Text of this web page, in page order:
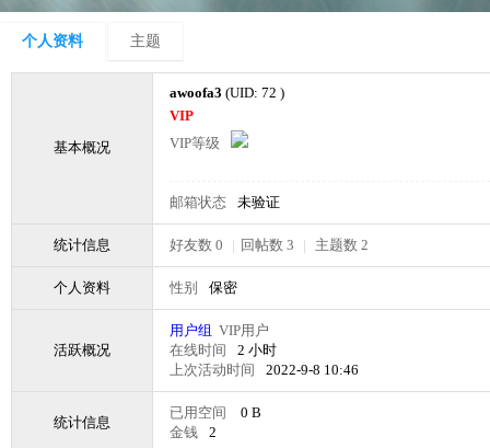
个人资料 主题
基本概况
awoofa3 (UID: 72 )
VIP
VIP等级
邮箱状态 未验证
统计信息 好友数 0 | 回帖数 3 | 主题数 2
个人资料 性别 保密
活跃概况
用户组 VIP用户
在线时间
2 小时
上次活动时间
2022-9-8 10:46
统计信息
已用空间
0 B
金钱
2